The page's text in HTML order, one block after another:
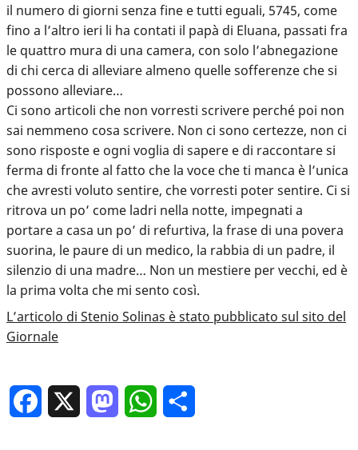
il numero di giorni senza fine e tutti eguali, 5745, come
fino a l’altro ieri li ha contati il papà di Eluana, passati fra
le quattro mura di una camera, con solo l’abnegazione
di chi cerca di alleviare almeno quelle sofferenze che si
possono alleviare…
Ci sono articoli che non vorresti scrivere perché poi non
sai nemmeno cosa scrivere. Non ci sono certezze, non ci
sono risposte e ogni voglia di sapere e di raccontare si
ferma di fronte al fatto che la voce che ti manca è l’unica
che avresti voluto sentire, che vorresti poter sentire. Ci si
ritrova un po’ come ladri nella notte, impegnati a
portare a casa un po’ di refurtiva, la frase di una povera
suorina, le paure di un medico, la rabbia di un padre, il
silenzio di una madre… Non un mestiere per vecchi, ed è
la prima volta che mi sento così.
L’articolo di Stenio Solinas è stato pubblicato sul sito del
Giornale
Facebook MastodonWhatsApp